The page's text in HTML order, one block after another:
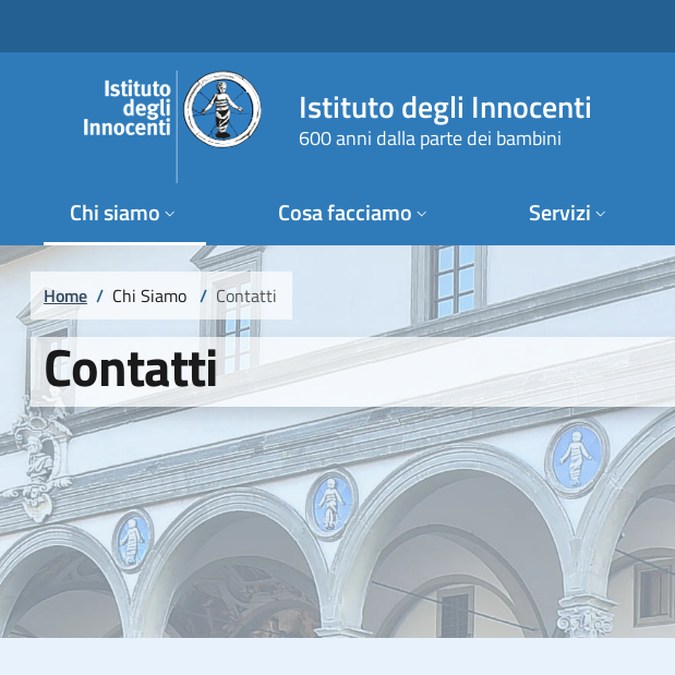
Istituto degli Innocenti
600 anni dalla parte dei bambini
Chi siamo Cosa facciamo Servizi
Briciole di pane
Home / Chi Siamo / Contatti
Contatti